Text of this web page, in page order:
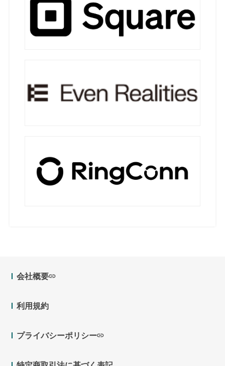
会社概要
利用規約
プライバシーポリシー